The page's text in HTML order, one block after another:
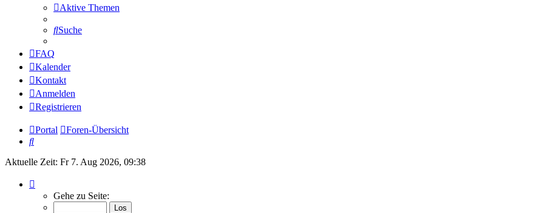
Aktive Themen
Suche
FAQ
Kalender
Kontakt
Anmelden
Registrieren
Portal
Foren-Übersicht
Suche
Aktuelle Zeit: Fr 7. Aug 2026, 09:38
von
Gehe zu Seite: